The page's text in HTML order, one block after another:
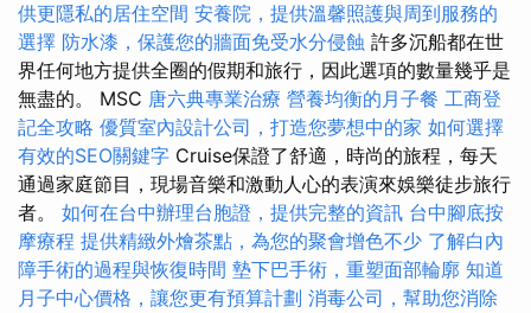
供更隱私的居住空間 安養院，提供溫馨照護與周到服務的
選擇 防水漆，保護您的牆面免受水分侵蝕 許多沉船都在世
界任何地方提供全圈的假期和旅行，因此選項的數量幾乎是
無盡的。 MSC 唐六典專業治療 營養均衡的月子餐 工商登
記全攻略 優質室內設計公司，打造您夢想中的家 如何選擇
有效的SEO關鍵字 Cruise保證了舒適，時尚的旅程，每天
通過家庭節目，現場音樂和激動人心的表演來娛樂徒步旅行
者。 如何在台中辦理台胞證，提供完整的資訊 台中腳底按
摩療程 提供精緻外燴茶點，為您的聚會增色不少 了解白內
障手術的過程與恢復時間 墊下巴手術，重塑面部輪廓 知道
月子中心價格，讓您更有預算計劃 消毒公司，幫助您消除